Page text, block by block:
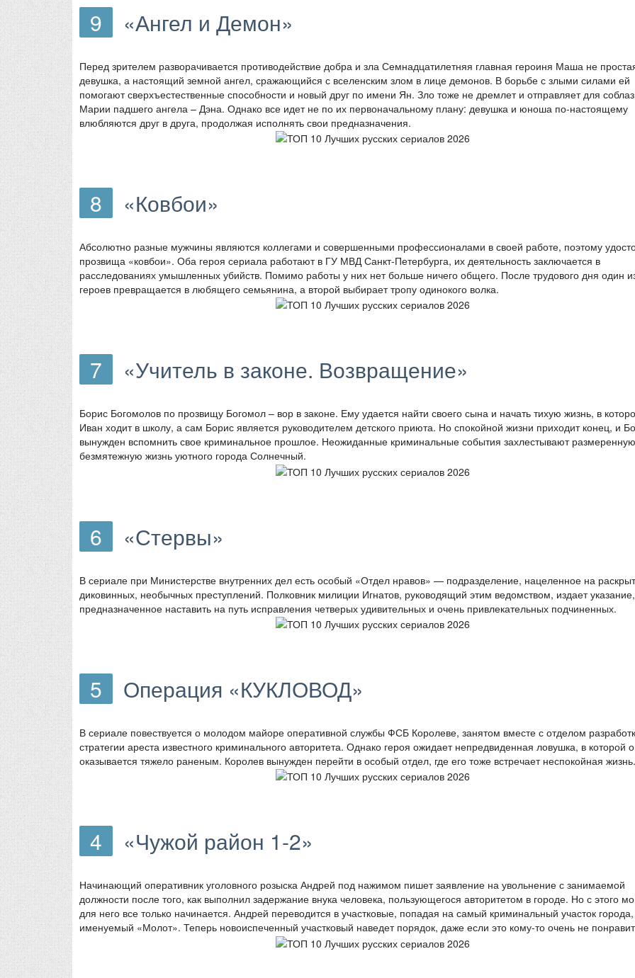
9 «Ангел и Демон»
Перед зрителем разворачивается противодействие добра и зла Семнадцатилетняя главная героиня Маша не
девушка, а настоящий земной ангел, сражающийся с вселенским злом в лице демонов. В борьбе с злыми силами ей
помогают сверхъестественные способности и новый друг по имени Ян. Зло тоже не дремлет и отправляет для
Марии падшего ангела – Дэна. Однако все идет не по их первоначальному плану: девушка и юноша по-настоящему
влюбляются друг в друга, продолжая исполнять свои предназначения.
8 «Ковбои»
Абсолютно разные мужчины являются коллегами и совершенными профессионалами в своей работе, поэтому
прозвища «ковбои». Оба героя сериала работают в ГУ МВД Санкт-Петербурга, их деятельность заключается в
расследованиях умышленных убийств. Помимо работы у них нет больше ничего общего. После трудового дня один
героев превращается в любящего семьянина, а второй выбирает тропу одинокого волка.
7 «Учитель в законе. Возвращение»
Борис Богомолов по прозвищу Богомол – вор в законе. Ему удается найти своего сына и начать тихую жизнь, в
Иван ходит в школу, а сам Борис является руководителем детского приюта. Но спокойной жизни приходит конец, и
вынужден вспомнить свое криминальное прошлое. Неожиданные криминальные события захлестывают
безмятежную жизнь уютного города Солнечный.
6 «Стервы»
В сериале при Министерстве внутренних дел есть особый «Отдел нравов» — подразделение, нацеленное на
диковинных, необычных преступлений. Полковник милиции Игнатов, руководящий этим ведомством, издает указание,
предназначенное наставить на путь исправления четверых удивительных и очень привлекательных подчиненных.
5 Операция «КУКЛОВОД»
В сериале повествуется о молодом майоре оперативной службы ФСБ Королеве, занятом вместе с отделом
стратегии ареста известного криминального авторитета. Однако героя ожидает непредвиденная ловушка, в которой
оказывается тяжело раненым. Королев вынужден перейти в особый отдел, где его тоже встречает неспокойная жизнь.
4 «Чужой район 1-2»
Начинающий оперативник уголовного розыска Андрей под нажимом пишет заявление на увольнение с занимаемой
должности после того, как выполнил задержание внука человека, пользующегося авторитетом в городе. Но с этого
для него все только начинается. Андрей переводится в участковые, попадая на самый криминальный участок города,
именуемый «Молот». Теперь новоиспеченный участковый наведет порядок, даже если это кому-то очень не